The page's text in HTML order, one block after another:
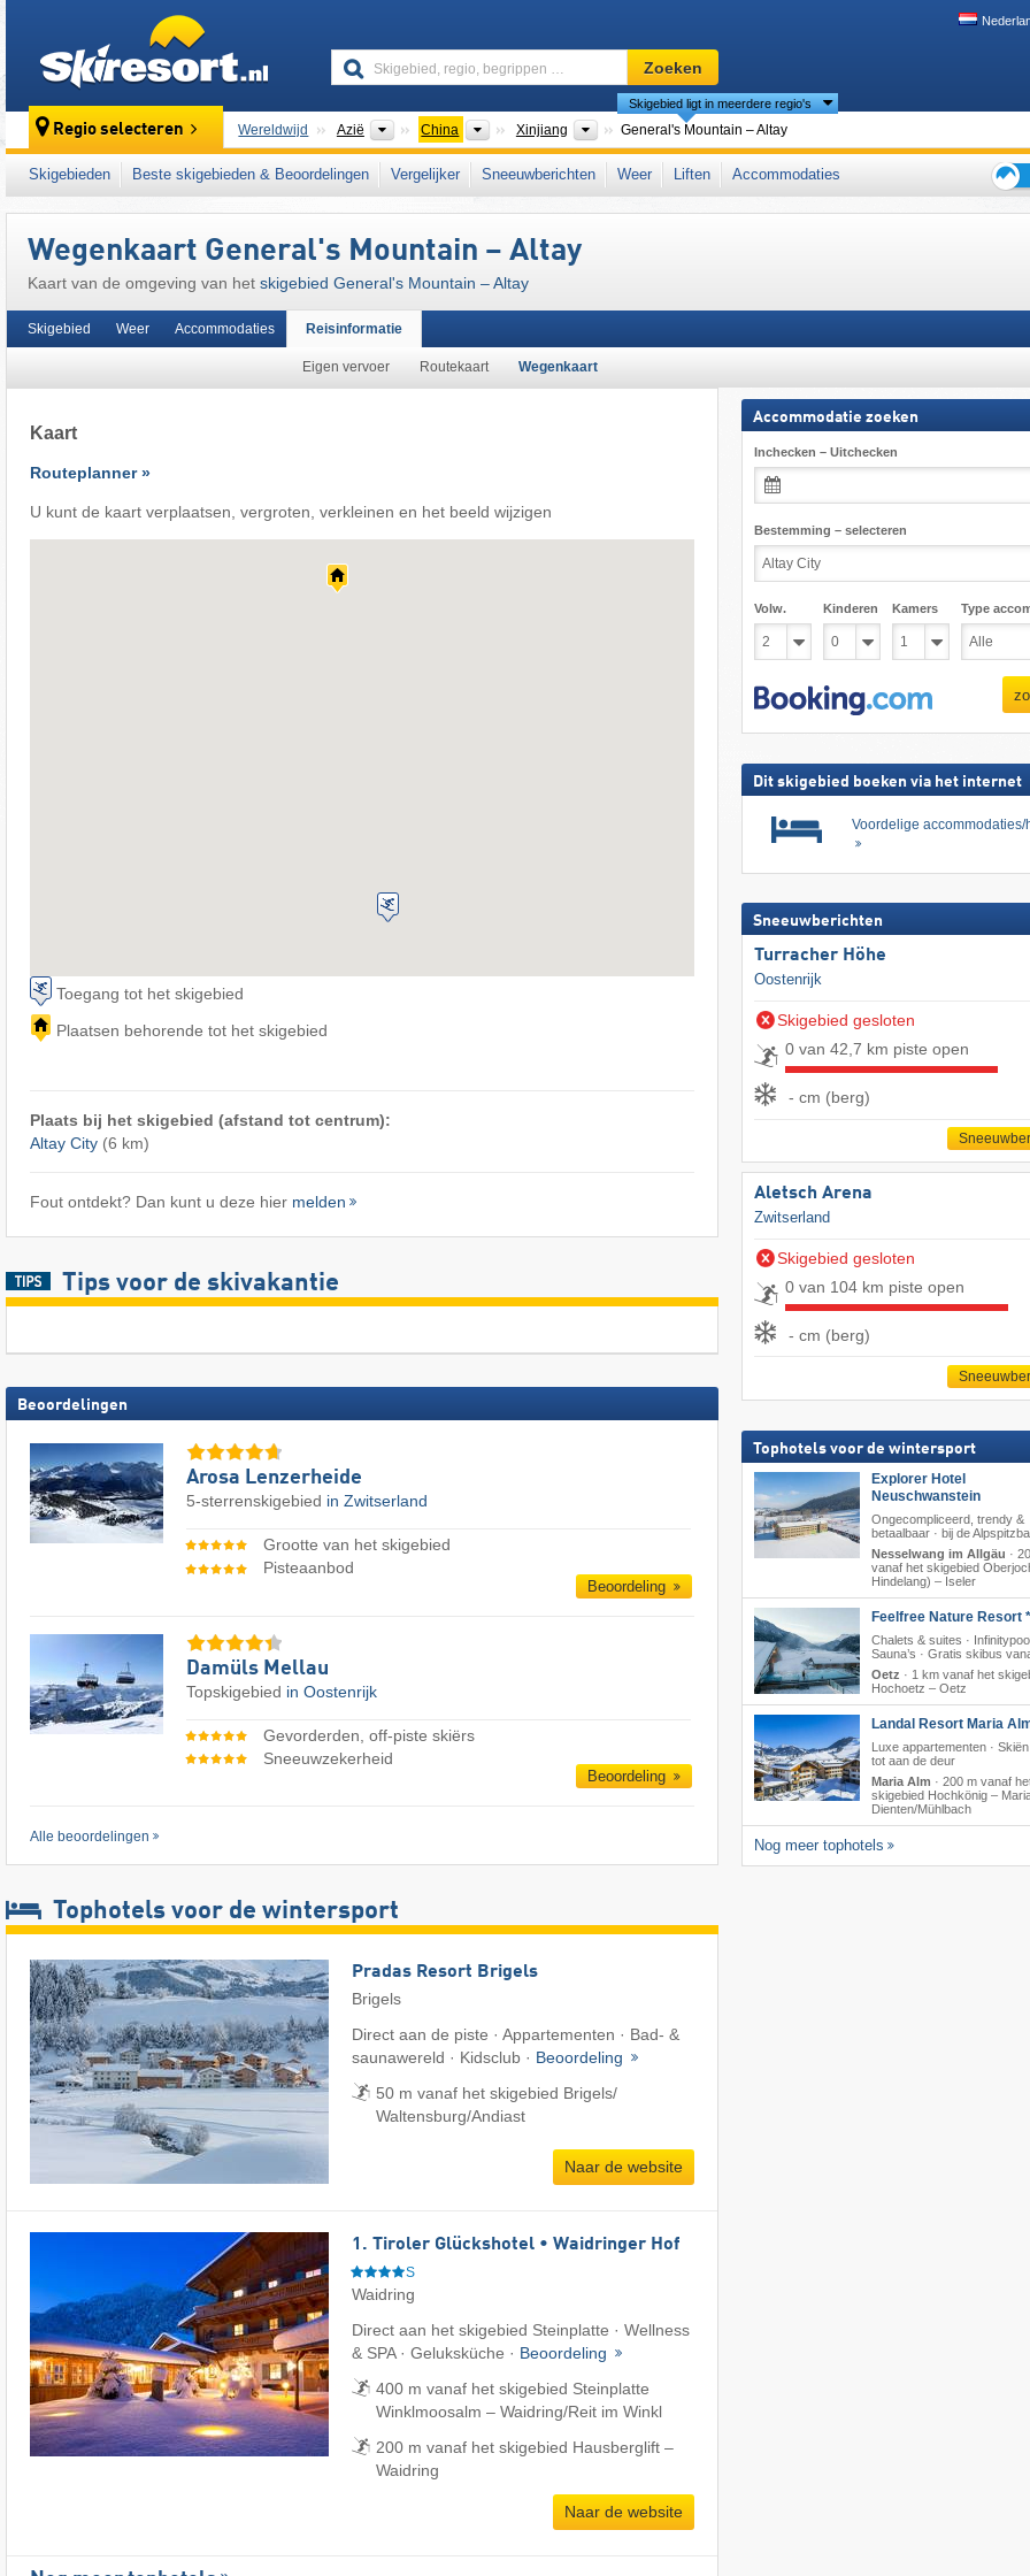
Skigebied,
regio,
begrippen
…
Zoeken
Regio selecteren Wereldwijd Azië Continenten
China LandenXinjiang Provincies
Skigebied ligt in meerdere regio's
General's Mountain – Altay
Dit skigebied ligt ook in: Altaj Noordwest-China (Xibei) Oost-Azië
Skigebieden Beste skigebieden & Beoordelingen Vergelijker Sneeuwberichten Weer Liften
Accommodaties
Wegenkaart General's Mountain – Altay
Kaart van de omgeving van het skigebied General's Mountain – Altay
Skigebied Weer Accommodaties Reisinformatie
Eigen vervoer Routekaart Wegenkaart
Kaart
Routeplanner »
U kunt de kaart verplaatsen, vergroten, verkleinen en het beeld wijzigen
Toegang tot het skigebied
Plaatsen behorende tot het skigebied
Plaats bij het skigebied (afstand tot centrum):
Altay City(6 km)
Fout ontdekt? Dan kunt u deze hier melden
Tips voor de skivakantie
Beoordelingen
Arosa Lenzerheide
5-sterrenskigebied in Zwitserland
Grootte van het skigebied
Pisteaanbod
Beoordeling
Damüls Mellau
Topskigebied in Oostenrijk
Gevorderden, off-piste skiërs
Sneeuwzekerheid
Beoordeling
Alle beoordelingen
Tophotels voor de wintersport
Pradas Resort Brigels
Brigels
Direct aan de piste · Appartementen · Bad- &
saunawereld · Kidsclub · Beoordeling
50 m vanaf het skigebied Brigels/​
Waltensburg/​Andiast
Naar de website
1. Tiroler Glückshotel • Waidringer Hof
S
Waidring
Direct aan het skigebied Steinplatte · Wellness
& SPA · Geluksküche · Beoordeling
400 m vanaf het skigebied Steinplatte
Winklmoosalm – Waidring/​Reit im Winkl
200 m vanaf het skigebied Hausberglift –
Waidring
Naar de website
Accommodatie zoeken
Inchecken – Uitchecken
Bestemming – selecteren
Volw. Kinderen Kamers Type
Dit skigebied boeken via het internet
Voordelige accommodaties/
Sneeuwberichten
Turracher Höhe
Oostenrijk
Skigebied gesloten
0 van 42,7 km piste open
- cm (berg)
Aletsch Arena
Zwitserland
Skigebied gesloten
0 van 104 km piste open
- cm (berg)
Tophotels voor de wintersport
Explorer Hotel
Neuschwanstein
Ongecompliceerd, trendy &
betaalbaar · bij de
Nesselwang im Allgäu ·
vanaf het skigebied
Hindelang) – Iseler
Feelfree Nature Resort
Chalets & suites ·
Sauna’s · Gratis skibus
Oetz · 1 km vanaf het
Hochoetz – Oetz
Landal Resort Maria
Luxe appartementen ·
tot aan de deur
Maria Alm · 200 m vanaf
skigebied Hochkönig –
Dienten/​Mühlbach
Nog meer tophotels